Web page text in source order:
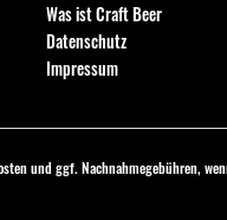
Was ist Craft Beer
Datenschutz
Impressum
und ggf. Nachnahmegebühren,